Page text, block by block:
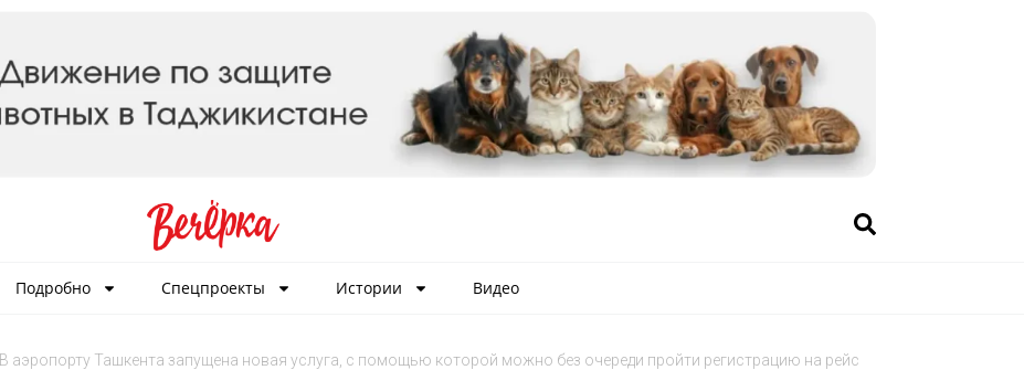
Подробно Спецпроекты Истории Видео
В аэропорту Ташкента запущена новая услуга, с помощью которой можно без очереди пройти регистрацию на рейс